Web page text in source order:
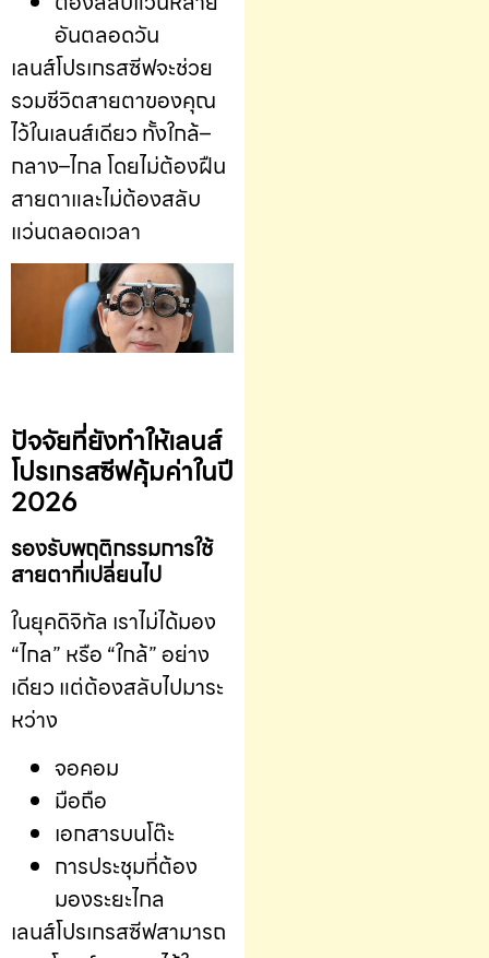
อันตลอดวัน
เลนส์โปรเกรสซีฟจะช่วย
รวมชีวิตสายตาของคุณ
ไว้ในเลนส์เดียว ทั้งใกล้–
กลาง–ไกล โดยไม่ต้องฝืน
สายตาและไม่ต้องสลับ
แว่นตลอดเวลา
ปัจจัยที่ยังทำให้เลนส์
โปรเกรสซีฟคุ้มค่าในปี
2026
รองรับพฤติกรรมการใช้
สายตาที่เปลี่ยนไป
ในยุคดิจิทัล เราไม่ได้มอง
“ไกล” หรือ “ใกล้” อย่าง
เดียว แต่ต้องสลับไปมาระ
หว่าง
จอคอม
มือถือ
เอกสารบนโต๊ะ
การประชุมที่ต้อง
มองระยะไกล
เลนส์โปรเกรสซีฟสามารถ